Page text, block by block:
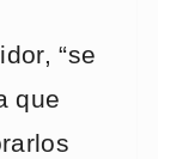
“se
que